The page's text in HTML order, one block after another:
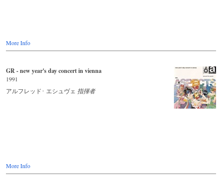
More Info
GR - new year's day concert in vienna
1991
アルフレッド･ エシュヴェ 指揮者
More Info